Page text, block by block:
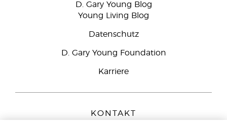
D. Gary Young Blog
Young Living Blog
Datenschutz
D. Gary Young Foundation
Karriere
KONTAKT